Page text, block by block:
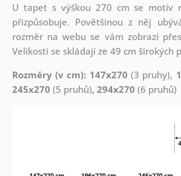
U tapet s výškou 270 cm se motiv
přizpůsobuje. Povětšinou z něj
rozměr na webu se vám zobrazí
Velikosti se skládají ze 49 cm širokých
Rozměry (v cm): 147x270 (3 pruhy),
245x270 (5 pruhů), 294x270 (6 pruhů)